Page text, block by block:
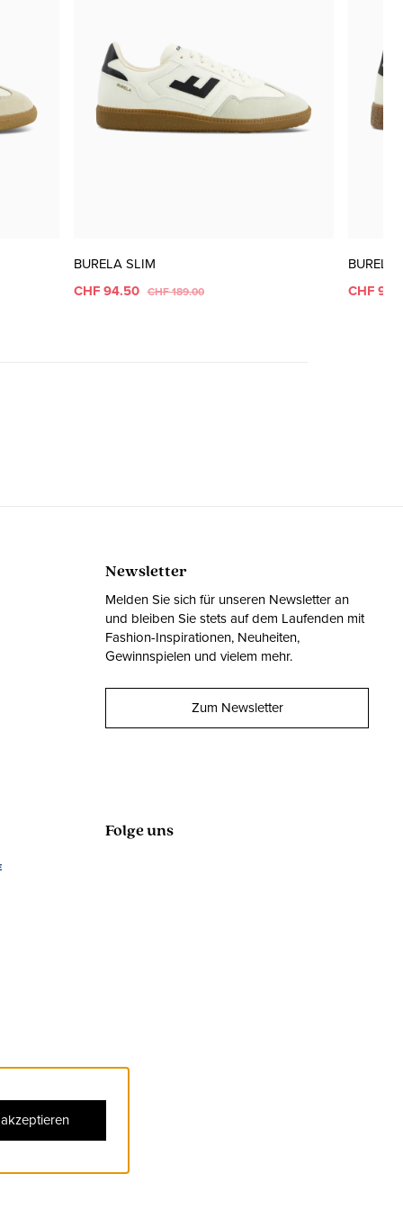
BURELA SLIM
CHF 94.50 CHF 189.00
BURELA
CHF
Newsletter
Melden Sie sich für unseren Newsletter an
und bleiben Sie stets auf dem Laufenden mit
Fashion-Inspirationen, Neuheiten,
Gewinnspielen und vielem mehr.
Zum Newsletter
Folge uns